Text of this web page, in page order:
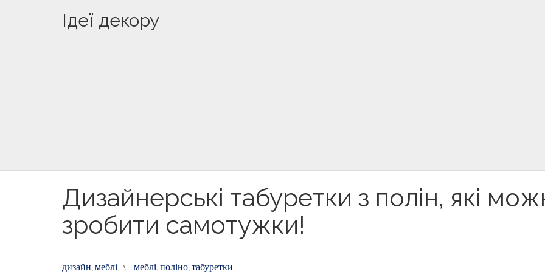
Ідеї декору
Дизайнерські табуретки з полін, які
зробити самотужки!
дизайн,меблі \ меблі,поліно,табуретки